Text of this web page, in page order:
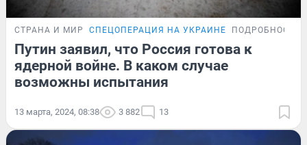
СТРАНА И МИР СПЕЦОПЕРАЦИЯ НА УКРАИНЕ ПОДРОБНОСТИ
Путин заявил, что Россия готова к
ядерной войне. В каком случае
возможны испытания
13 марта, 2024, 08:38 3 882 13